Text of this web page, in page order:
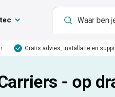
Gratis advies, installatie en
- op